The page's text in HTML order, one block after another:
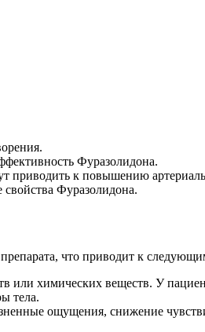
Фуразолидона.
к повышению
Фуразолидона.
что приводит к
или химических веществ. У
тела.
ощущения, снижение